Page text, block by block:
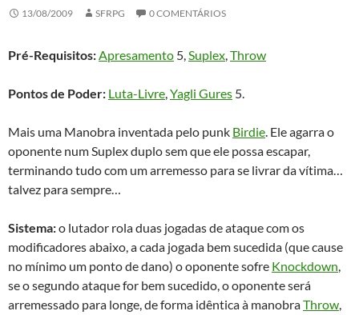
13/08/2009 SFRPG 0 COMENTÁRIOS
Pré-Requisitos:Apresamento 5,Suplex,Throw
Pontos de Poder: Luta-Livre,Yagli Gures 5.
Mais uma Manobra inventada pelo punk Birdie. Ele agarra o
oponente num Suplex duplo sem que ele possa escapar,
terminando tudo com um arremesso para se livrar da vítima…
talvez para sempre…
Sistema:o lutador rola duas jogadas de ataque com os
modificadores abaixo, a cada jogada bem sucedida (que cause
no mínimo um ponto de dano) o oponente sofre Knockdown,
se o segundo ataque for bem sucedido, o oponente será
arremessado para longe, de forma idêntica à manobraThrow,